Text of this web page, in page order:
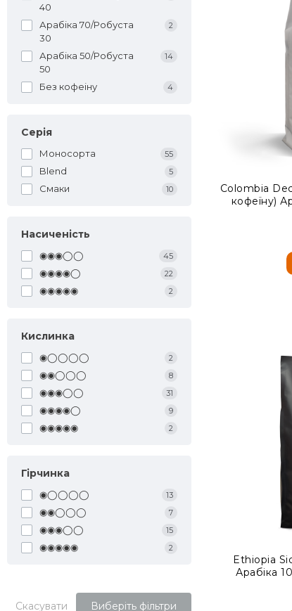
40
Арабіка 70/Робуста
30
2
Арабіка 50/Робуста
50
14
Без кофеіну 4
Серія
Моносорта 55
Blend 5
Смаки 10
Насиченість
◉◉◉◯◯ 45
◉◉◉◉◯ 22
◉◉◉◉◉ 2
Кислинка
◉◯◯◯◯ 2
◉◉◯◯◯ 8
◉◉◉◯◯ 31
◉◉◉◉◯ 9
◉◉◉◉◉ 2
Гірчинка
◉◯◯◯◯ 13
◉◉◯◯◯ 7
◉◉◉◯◯ 15
◉◉◉◉◉ 2
Скасувати Виберіть фільтри
Colombia
кофеїну)
Ethiopia
Арабіка